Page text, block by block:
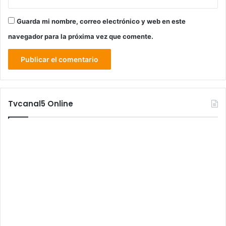
Guarda mi nombre, correo electrónico y web en este
navegador para la próxima vez que comente.
Tvcanal5 Online